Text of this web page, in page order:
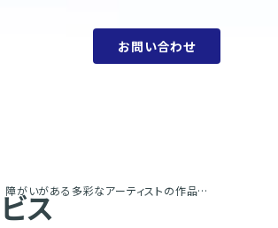
お問い合わせ
障がいがある多彩なアーティストの作品を発信するBtoB向け新サービス 「COCOLORFUL（ココロフル）」を提供開始 ～第１弾はキヤノンマーケティングジャパンが「PIXUSはがきクリエイター」のデザインに採用～
ス